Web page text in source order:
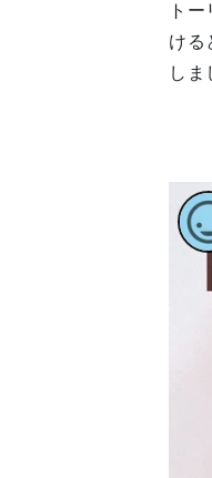
ト
ける
し